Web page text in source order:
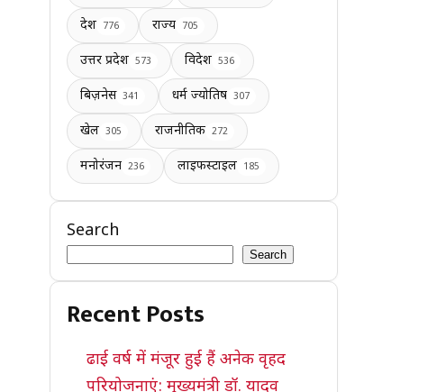
देश 776 राज्य 705
उत्तर प्रदेश 573 विदेश 536
बिज़नेस 341 धर्म ज्योतिष 307
खेल 305 राजनीतिक 272
मनोरंजन 236 लाइफस्टाइल 185
Search
Search
Recent Posts
ढाई वर्ष में मंजूर हुई हैं अनेक वृहद
परियोजनाएं: मुख्यमंत्री डॉ. यादव